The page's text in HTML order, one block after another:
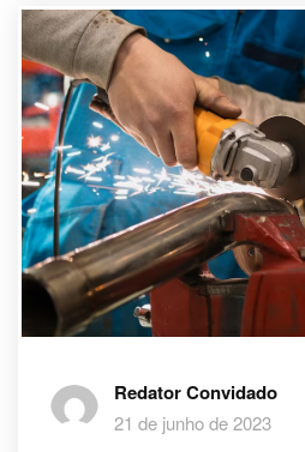
Redator Convidado
21 de junho de 2023